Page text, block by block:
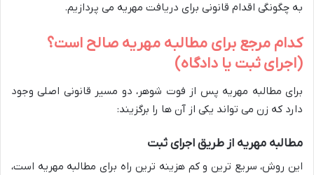
به چگونگی اقدام قانونی برای دریافت مهریه می پردازیم.
کدام مرجع برای مطالبه مهریه صالح است؟
(اجرای ثبت یا دادگاه)
برای مطالبه مهریه پس از فوت شوهر، دو مسیر قانونی اصلی وجود
دارد که زن می تواند یکی از آن ها را برگزیند:
مطالبه مهریه از طریق اجرای ثبت
این روش، سریع ترین و کم هزینه ترین راه برای مطالبه مهریه است،